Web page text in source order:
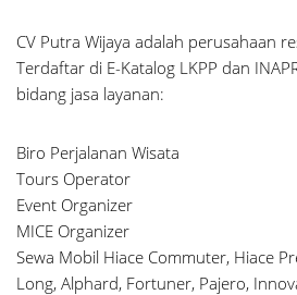
CV Putra Wijaya adalah perusahaan
Terdaftar di E-Katalog LKPP dan
bidang jasa layanan:
Biro Perjalanan Wisata
Tours Operator
Event Organizer
MICE Organizer
Sewa Mobil Hiace Commuter, Hiace
Long, Alphard, Fortuner, Pajero,